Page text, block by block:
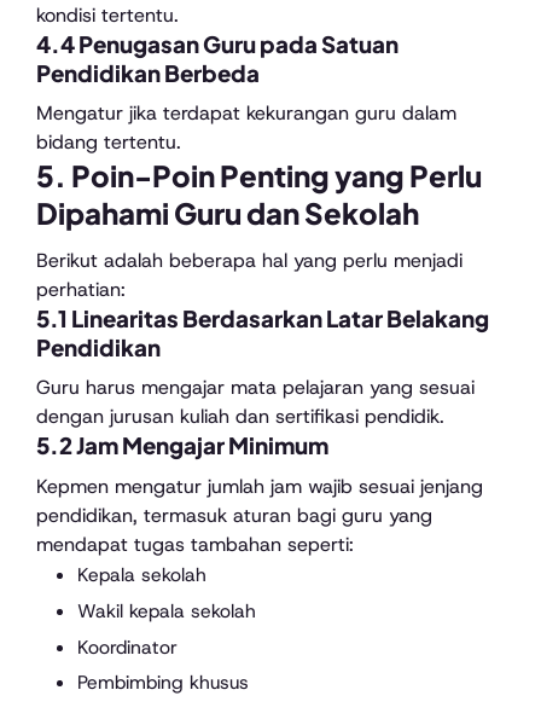
kondisi tertentu.
4.4 Penugasan Guru pada Satuan
Pendidikan Berbeda
Mengatur jika terdapat kekurangan guru dalam
bidang tertentu.
5. Poin-Poin Penting yang Perlu
Dipahami Guru dan Sekolah
Berikut adalah beberapa hal yang perlu menjadi
perhatian:
5.1 Linearitas Berdasarkan Latar Belakang
Pendidikan
Guru harus mengajar mata pelajaran yang sesuai
dengan jurusan kuliah dan sertifikasi pendidik.
5.2 Jam Mengajar Minimum
Kepmen mengatur jumlah jam wajib sesuai jenjang
pendidikan, termasuk aturan bagi guru yang
mendapat tugas tambahan seperti:
Kepala sekolah
Wakil kepala sekolah
Koordinator
Pembimbing khusus